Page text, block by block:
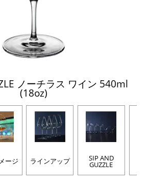
ノーチラス ワイン 540ml
(18oz)
ージ ラインアップ SIP AND
GUZZLE